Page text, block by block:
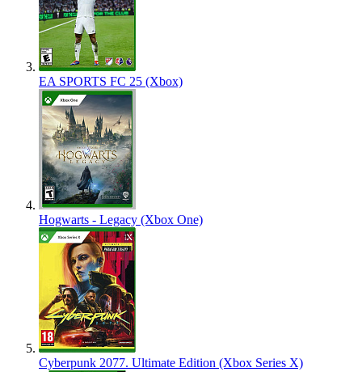
EA SPORTS FC 25 (Xbox)
Hogwarts - Legacy (Xbox One)
Cyberpunk 2077. Ultimate Edition (Xbox Series X)